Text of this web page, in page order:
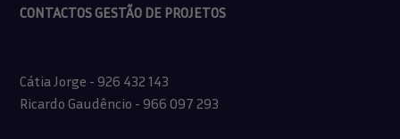
CONTACTOS GESTÃO DE PROJETOS
Cátia Jorge - 926 432 143
Ricardo Gaudêncio - 966 097 293